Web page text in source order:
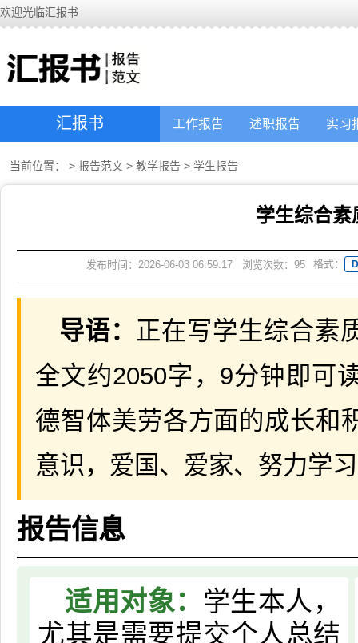
欢迎光临汇报书
汇报书 工作报告 述职报告 实习
当前位置： > 报告范文 > 教学报告 > 学生报告
学生综合素
发布时间：2026-06-03 06:59:17 浏览次数： 95 格式：
导语： 正在写学生综合素
全文约2050字，9分钟即可
德智体美劳各方面的成长和
意识，爱国、爱家、努力学
报告信息
适用对象： 学生本人，
尤其是需要提交个人总结